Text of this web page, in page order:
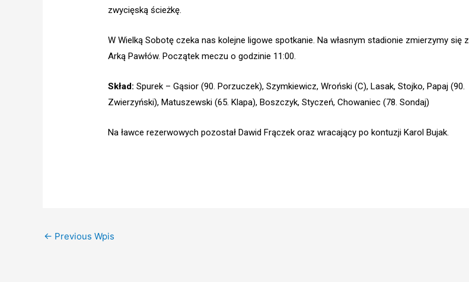
zwycięską ścieżkę.
W Wielką Sobotę czeka nas kolejne ligowe spotkanie. Na własnym stadionie zmierzymy się z
Arką Pawłów. Początek meczu o godzinie 11:00.
Skład: Spurek – Gąsior (90. Porzuczek), Szymkiewicz, Wroński (C), Lasak, Stojko, Papaj (90.
Zwierzyński), Matuszewski (65. Klapa), Boszczyk, Styczeń, Chowaniec (78. Sondaj)
Na ławce rezerwowych pozostał Dawid Frączek oraz wracający po kontuzji Karol Bujak.
← Previous Wpis